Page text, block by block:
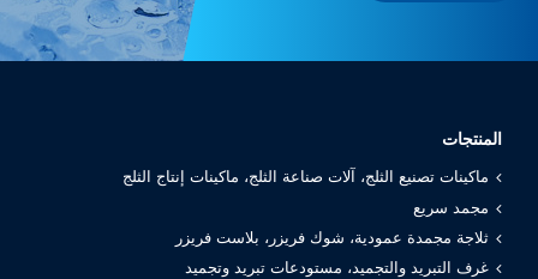
المنتجات
ماكينات تصنيع الثلج، آلات صناعة الثلج، ماكينات إنتاج الثلج
مجمد سريع
ثلاجة مجمدة عمودية، شوك فريزر، بلاست فريزر
غرف التبريد والتجميد، مستودعات تبريد وتجميد